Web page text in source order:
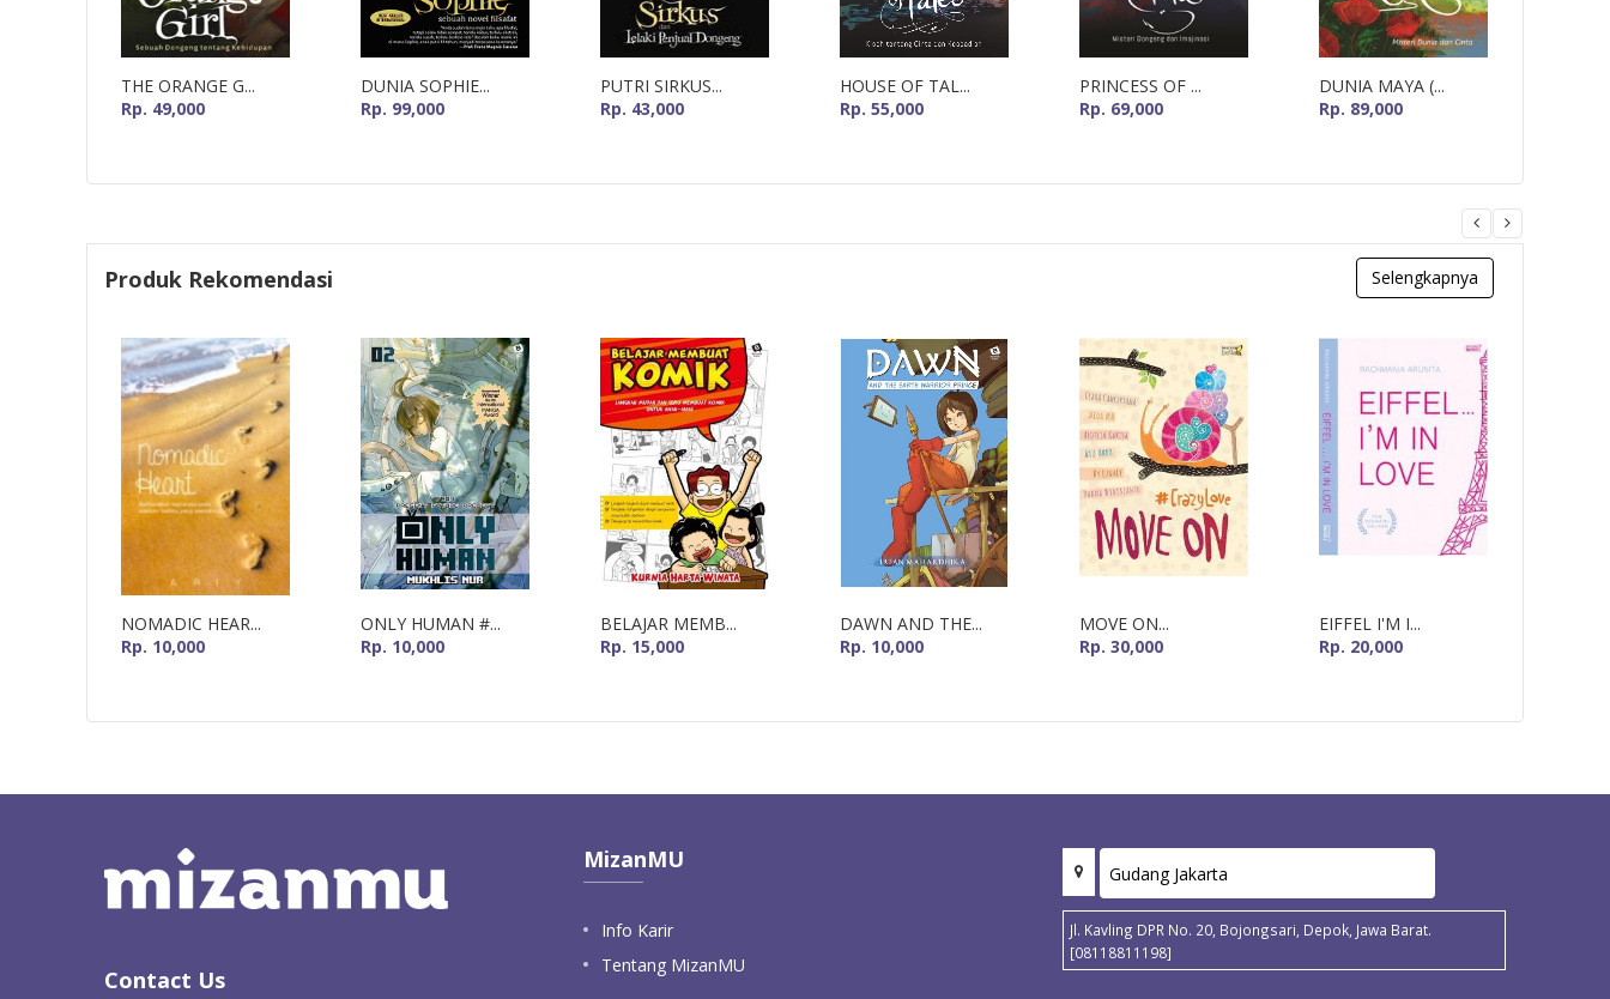
THE ORANGE G...
Rp. 49,000
DUNIA SOPHIE...
Rp. 99,000
PUTRI SIRKUS...
Rp. 43,000
HOUSE OF TAL...
Rp. 55,000
PRINCESS OF ...
Rp. 69,000
DUNIA MAYA (...
Rp. 89,000
Produk Rekomendasi Selengkapnya
NOMADIC HEAR...
Rp. 10,000
ONLY HUMAN #...
Rp. 10,000
BELAJAR MEMB...
Rp. 15,000
DAWN AND THE...
Rp. 10,000
MOVE ON...
Rp. 30,000
EIFFEL I'M I...
Rp. 20,000
Contact Us
MizanMU
Info Karir
Tentang MizanMU
Jl. Kavling DPR No. 20, Bojongsari, Depok, Jawa Barat.
[08118811198]